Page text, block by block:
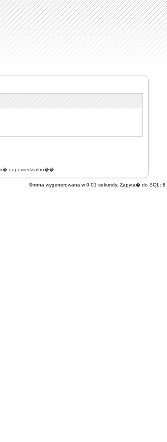
odpowiedzialno��.
Strona wygenerowana w 0.01 sekundy. Zapyta� do SQL: 8